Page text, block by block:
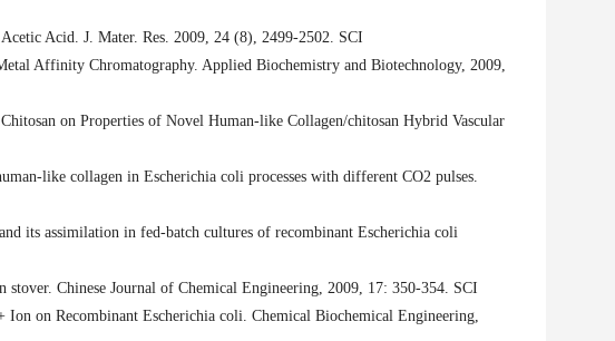
Acid. J. Mater. Res. 2009, 24 (8), 2499-2502. SCI
Affinity Chromatography. Applied Biochemistry and Biotechnology, 2009,
on Properties of Novel Human-like Collagen/chitosan Hybrid Vascular
like collagen in Escherichia coli processes with different CO2 pulses.
its assimilation in fed-batch cultures of recombinant Escherichia coli
Chinese Journal of Chemical Engineering, 2009, 17: 350-354. SCI
on Recombinant Escherichia coli. Chemical Biochemical Engineering,